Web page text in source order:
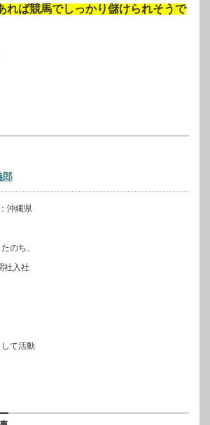
れば競馬でしっかり儲けられそうで
郎
沖縄県
のち、
社入社
て活動